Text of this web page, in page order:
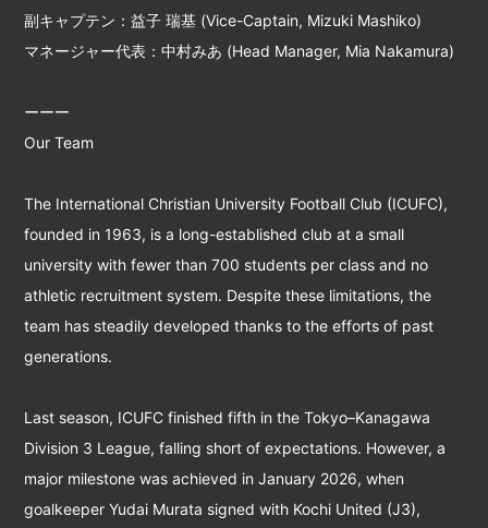
副キャプテン：益子 瑞基 (Vice-Captain, Mizuki Mashiko)
マネージャー代表：中村みあ (Head Manager, Mia Nakamura)
ーーー
Our Team
The International Christian University Football Club (ICUFC),
founded in 1963, is a long-established club at a small
university with fewer than 700 students per class and no
athletic recruitment system. Despite these limitations, the
team has steadily developed thanks to the efforts of past
generations.
Last season, ICUFC finished fifth in the Tokyo–Kanagawa
Division 3 League, falling short of expectations. However, a
major milestone was achieved in January 2026, when
goalkeeper Yudai Murata signed with Kochi United (J3),